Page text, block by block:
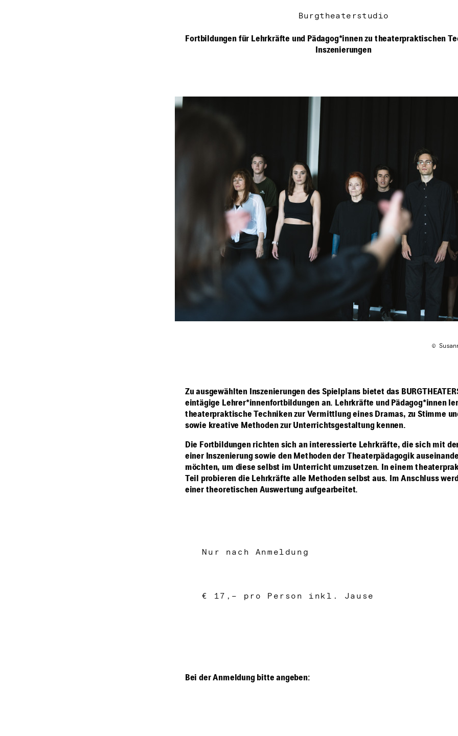
Burgtheaterstudio
Fortbildungen für Lehrkräfte und Pädagog*innen zu theaterpraktischen
Inszenierungen
©
Zu ausgewählten Inszenierungen des Spielplans bietet das
eintägige Lehrer*innenfortbildungen an. Lehrkräfte und Pädagog*innen
theaterpraktische Techniken zur Vermittlung eines Dramas, zu Stimme
sowie kreative Methoden zur Unterrichtsgestaltung kennen.
Die Fortbildungen richten sich an interessierte Lehrkräfte, die sich mit
einer Inszenierung sowie den Methoden der Theaterpädagogik
möchten, um diese selbst im Unterricht umzusetzen. In einem
Teil probieren die Lehrkräfte alle Methoden selbst aus. Im Anschluss
einer theoretischen Auswertung aufgearbeitet.
Nur nach Anmeldung
€ 17,– pro Person inkl. Jause
Bei der Anmeldung bitte angeben: